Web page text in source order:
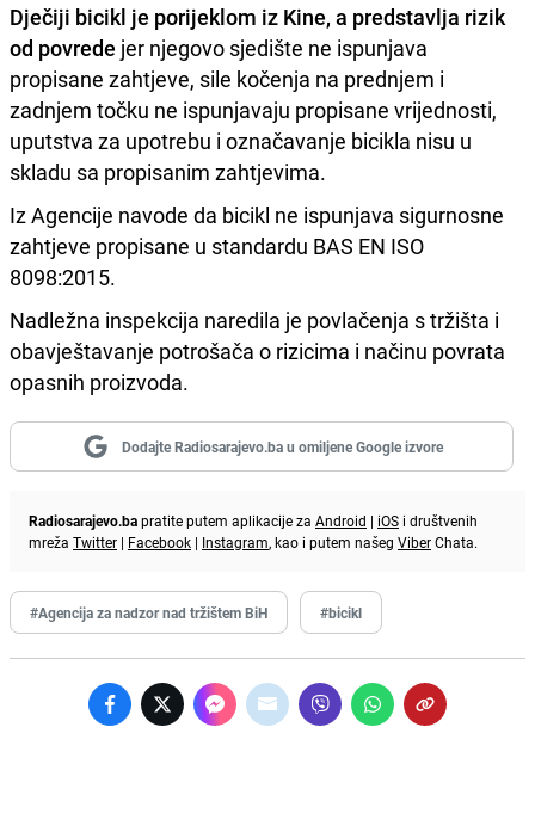
Dječiji bicikl je porijeklom iz Kine, a predstavlja rizik
od povrede jer njegovo sjedište ne ispunjava
propisane zahtjeve, sile kočenja na prednjem i
zadnjem točku ne ispunjavaju propisane vrijednosti,
uputstva za upotrebu i označavanje bicikla nisu u
skladu sa propisanim zahtjevima.
Iz Agencije navode da bicikl ne ispunjava sigurnosne
zahtjeve propisane u standardu BAS EN ISO
8098:2015.
Nadležna inspekcija naredila je povlačenja s tržišta i
obavještavanje potrošača o rizicima i načinu povrata
opasnih proizvoda.
Dodajte Radiosarajevo.ba u omiljene Google izvore
Radiosarajevo.bapratite putem aplikacije za Android | iOS i društvenih
mreža Twitter | Facebook | Instagram, kao i putem našeg ViberChata.
#Agencija za nadzor nad tržištem BiH #bicikl